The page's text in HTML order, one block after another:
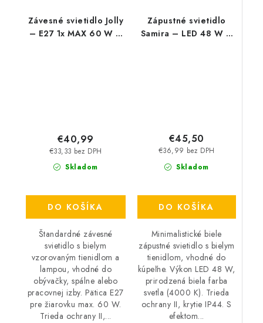
Závesné svietidlo Jolly
– E27 1x MAX 60 W –
Skladom
€33,33 bez DPH
€40,99
DO KOŠÍKA
Štandardné závesné
svietidlo s bielym
vzorovaným tienidlom a
lampou, vhodné do
obývačky, spálne alebo
pracovnej izby. Pätica E27
pre žiarovku max. 60 W.
Trieda ochrany II,...
Zápustné svietidlo
Samira – LED 48 W –
Skladom
€36,99 bez DPH
€45,50
DO KOŠÍKA
Minimalistické biele
zápustné svietidlo s bielym
tienidlom, vhodné do
kúpeľne. Výkon LED 48 W,
prirodzená biela farba
svetla (4000 K). Trieda
ochrany II, krytie IP44. S
efektom...